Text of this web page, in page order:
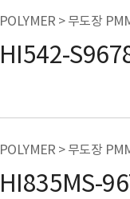
POLYMER > 무도장
HI542-
POLYMER > 무도장
HI835MS-